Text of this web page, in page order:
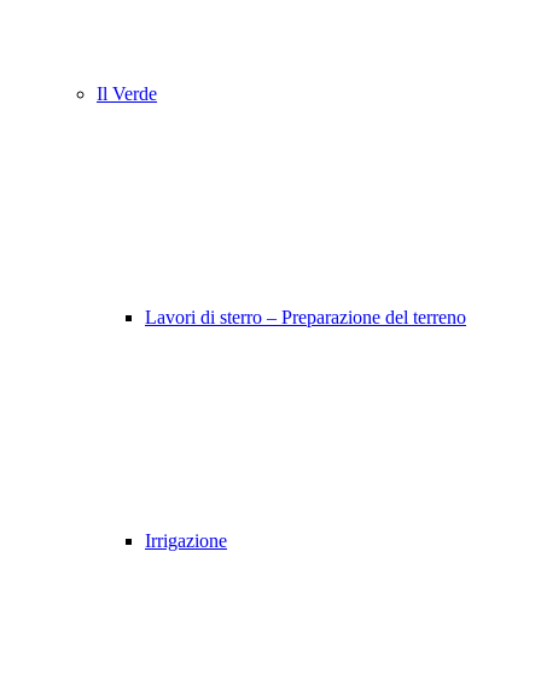
Il Verde
Lavori di sterro – Preparazione del terreno
Irrigazione